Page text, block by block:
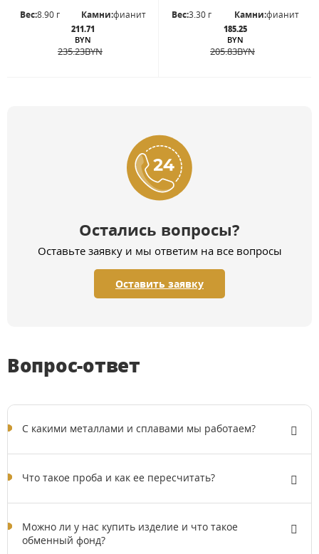
Вес:8.90 г Камни:фианит
211.71
BYN
235.23BYN
Вес:3.30 г Камни:фианит
185.25
BYN
205.83BYN
Остались вопросы?
Оставьте заявку и мы ответим на все вопросы
Оставить заявку
Вопрос-ответ
C какими металлами и сплавами мы работаем?
Что такое проба и как ее пересчитать?
Можно ли у нас купить изделие и что такое
обменный фонд?